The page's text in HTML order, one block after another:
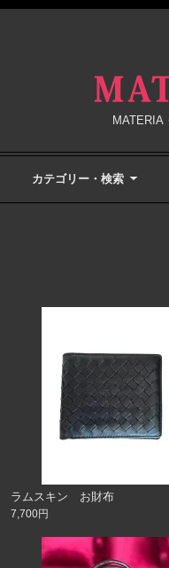
カテゴリー・検索
ラムスキン お財布
7,700円